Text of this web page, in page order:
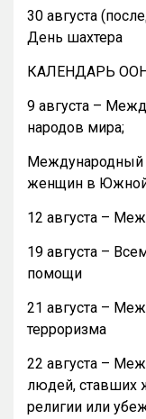
30 августа
День шахтера
КАЛЕНДАРЬ ООН
9 августа –
народов мира;
Международный
женщин в
12 августа –
19 августа –
помощи
21 августа –
терроризма
22 августа –
людей, ставших
религии или